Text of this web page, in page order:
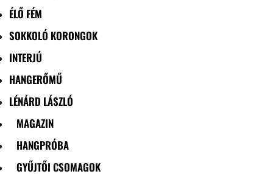
ÉLŐ FÉM
SOKKOLÓ KORONGOK
INTERJÚ
HANGERŐMŰ
LÉNÁRD LÁSZLÓ
MAGAZIN
HANGPRÓBA
GYŰJTŐI CSOMAGOK